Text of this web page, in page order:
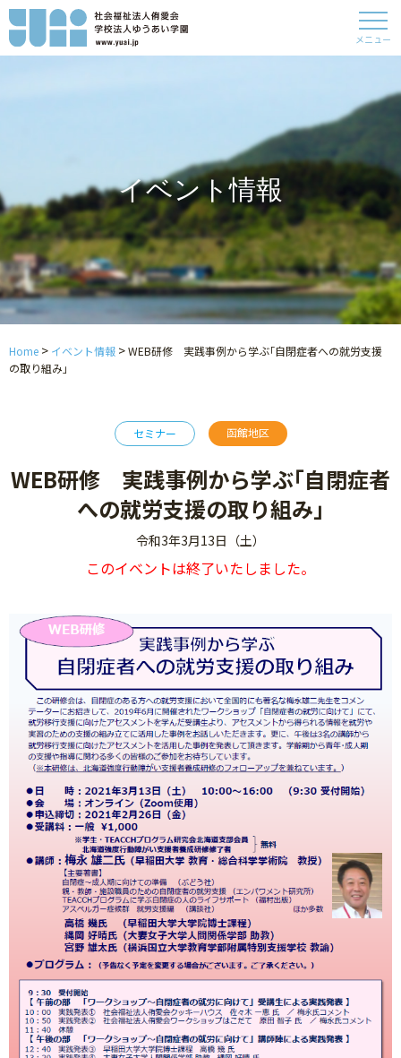
メニュー
イベント情報
Home > イベント情報 >WEB研修 実践事例から学ぶ｢自閉症者への就労支援
の取り組み｣
セミナー 函館地区
WEB研修 実践事例から学ぶ｢自閉症者
への就労支援の取り組み｣
令和3年3月13日（土）
このイベントは終了いたしました。